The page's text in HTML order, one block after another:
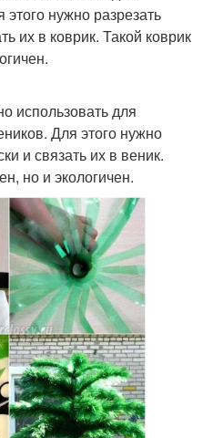
этого нужно разрезать
их в коврик. Такой коврик
использовать для
Для этого нужно
и связать их в веник.
но и экологичен.